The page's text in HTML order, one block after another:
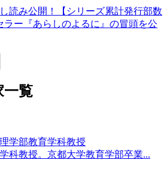
読み公開！【シリーズ累計発行部数
ラー『あらしのよるに』の冒頭を公
一覧
学部教育学科教授
科教授。京都大学教育学部卒業...